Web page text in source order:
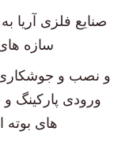
صنایع فلزی آریا به
سازه
و نصب و جوشکاری
ورودی پارکینگ
های بوته